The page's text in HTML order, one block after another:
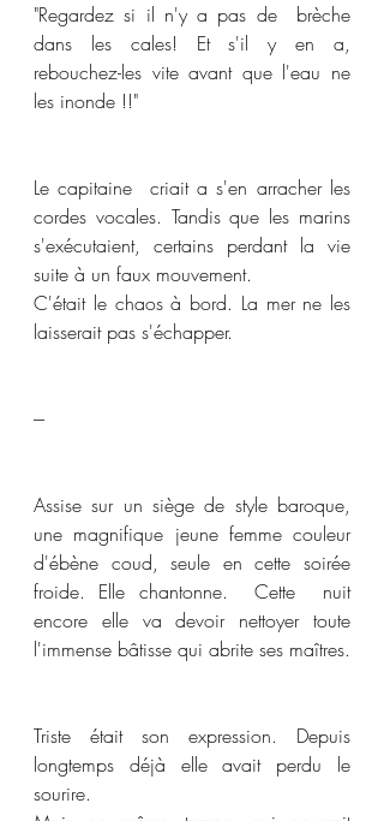
"Regardez si il n'y a pas de  brèche
dans les cales! Et s'il y en a,
rebouchez-les vite avant que l'eau ne
les inonde !!"
Le capitaine  criait a s'en arracher les
cordes vocales. Tandis que les marins
s'exécutaient, certains perdant la vie
suite à un faux mouvement.
C'était le chaos à bord. La mer ne les
laisserait pas s'échapper.
---
Assise sur un siège de style baroque,
une magnifique jeune femme couleur
d'ébène coud, seule en cette soirée
froide. Elle chantonne.  Cette  nuit
encore elle va devoir nettoyer toute
Triste était son expression. Depuis
longtemps déjà elle avait perdu le
sourire.